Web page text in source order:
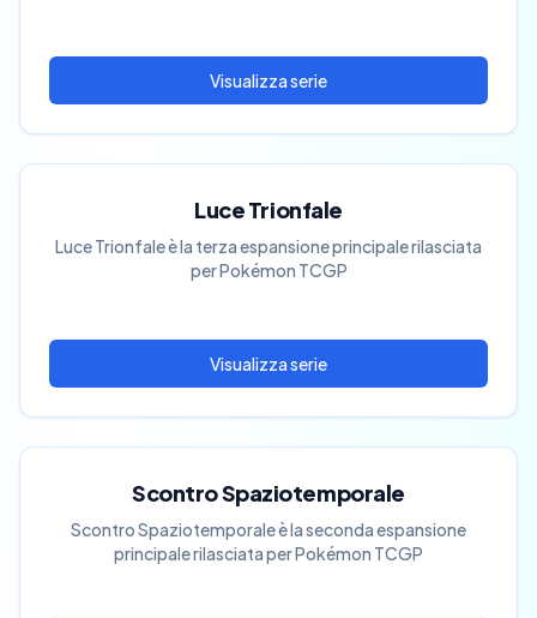
Luce Trionfale
Luce Trionfale è la terza espansione principale rilasciata
per Pokémon TCGP
Scontro Spaziotemporale
Scontro Spaziotemporale è la seconda espansione
principale rilasciata per Pokémon TCGP